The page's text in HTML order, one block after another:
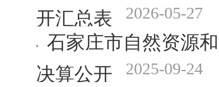
开汇总表 2026-05-27
石家庄市自然资源
决算公开 2025-09-24